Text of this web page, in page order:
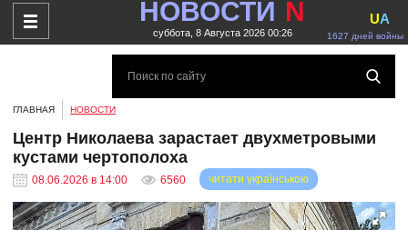
НОВОСТИ N
суббота, 8 Августа 2026 00:26 1627 дней войны
UA
ГЛАВНАЯ НОВОСТИ
Центр Николаева зарастает двухметровыми
кустами чертополоха
08.06.2026 в 14:00 6560 читати українською